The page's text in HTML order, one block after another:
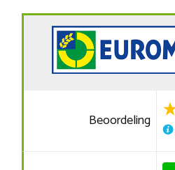
Beoordeling